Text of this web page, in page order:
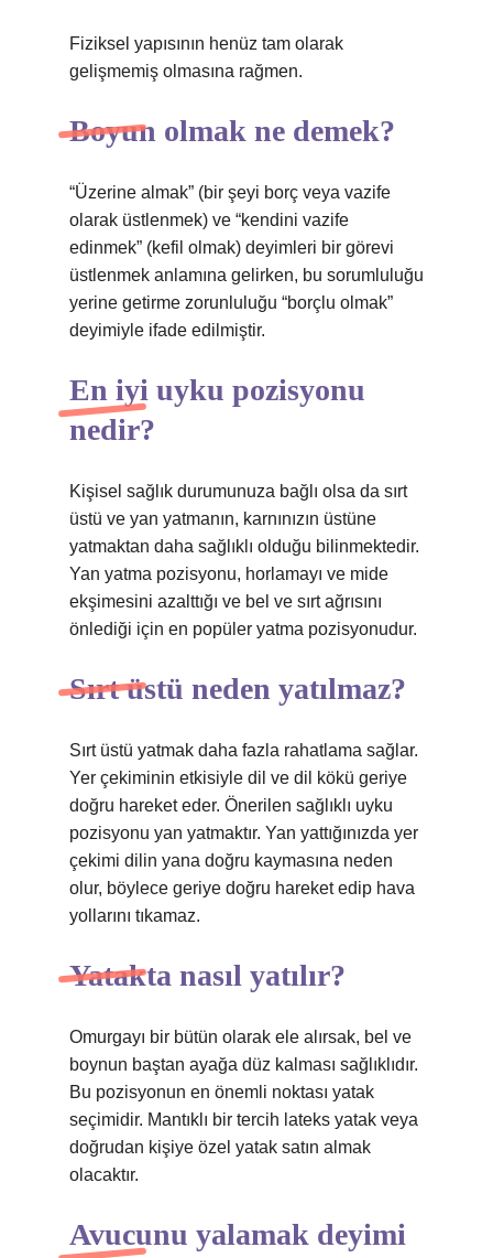
Fiziksel yapısının henüz tam olarak
gelişmemiş olmasına rağmen.
Boyun olmak ne demek?
“Üzerine almak” (bir şeyi borç veya vazife
olarak üstlenmek) ve “kendini vazife
edinmek” (kefil olmak) deyimleri bir görevi
üstlenmek anlamına gelirken, bu sorumluluğu
yerine getirme zorunluluğu “borçlu olmak”
deyimiyle ifade edilmiştir.
En iyi uyku pozisyonu
nedir?
Kişisel sağlık durumunuza bağlı olsa da sırt
üstü ve yan yatmanın, karnınızın üstüne
yatmaktan daha sağlıklı olduğu bilinmektedir.
Yan yatma pozisyonu, horlamayı ve mide
ekşimesini azalttığı ve bel ve sırt ağrısını
önlediği için en popüler yatma pozisyonudur.
Sırt üstü neden yatılmaz?
Sırt üstü yatmak daha fazla rahatlama sağlar.
Yer çekiminin etkisiyle dil ve dil kökü geriye
doğru hareket eder. Önerilen sağlıklı uyku
pozisyonu yan yatmaktır. Yan yattığınızda yer
çekimi dilin yana doğru kaymasına neden
olur, böylece geriye doğru hareket edip hava
yollarını tıkamaz.
Yatakta nasıl yatılır?
Omurgayı bir bütün olarak ele alırsak, bel ve
boynun baştan ayağa düz kalması sağlıklıdır.
Bu pozisyonun en önemli noktası yatak
seçimidir. Mantıklı bir tercih lateks yatak veya
doğrudan kişiye özel yatak satın almak
olacaktır.
Avucunu yalamak deyimi